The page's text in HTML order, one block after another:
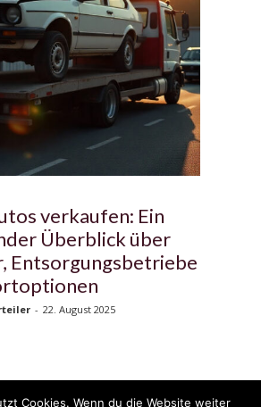
verkaufen: Ein
Überblick über
Entsorgungsbetriebe
- 22. August 2025
Cookies. Wenn du die Website weiter